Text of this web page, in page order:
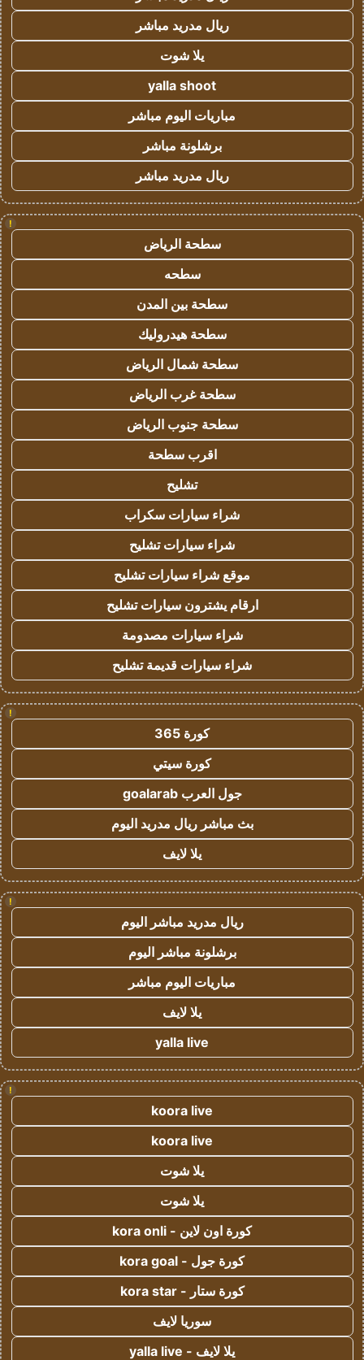
ريال مدريد مباشر
يلا شوت
yalla shoot
مباريات اليوم مباشر
برشلونة مباشر
ريال مدريد مباشر
!
سطحة الرياض
سطحه
سطحة بين المدن
سطحة هيدروليك
سطحة شمال الرياض
سطحة غرب الرياض
سطحة جنوب الرياض
اقرب سطحة
تشليح
شراء سيارات سكراب
شراء سيارات تشليح
موقع شراء سيارات تشليح
ارقام يشترون سيارات تشليح
شراء سيارات مصدومة
شراء سيارات قديمة تشليح
!
كورة 365
كورة سيتي
جول العرب goalarab
بث مباشر ريال مدريد اليوم
يلا لايف
!
ريال مدريد مباشر اليوم
برشلونة مباشر اليوم
مباريات اليوم مباشر
يلا لايف
yalla live
!
koora live
koora live
يلا شوت
يلا شوت
كورة اون لاين - kora onli
كورة جول - kora goal
كورة ستار - kora star
سوريا لايف
يلا لايف - yalla live